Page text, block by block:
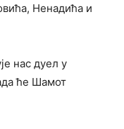
Ненадића и
нас дуел у
ће Шамот